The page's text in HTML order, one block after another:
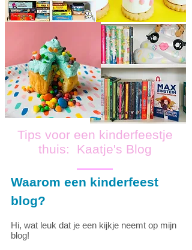
Tips voor een kinderfeestje
thuis: Kaatje's Blog
Waarom een kinderfeest
blog?
Hi, wat leuk dat je een kijkje neemt op mijn
blog!